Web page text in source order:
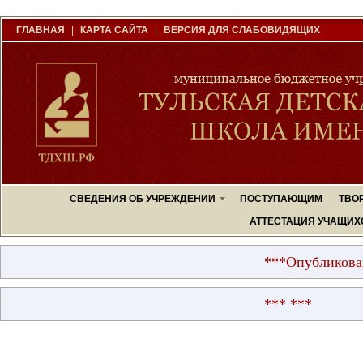
ГЛАВНАЯ КАРТА САЙТА ВЕРСИЯ ДЛЯ СЛАБОВИДЯЩИХ
СВЕДЕНИЯ ОБ УЧРЕЖДЕНИИ ПОСТУПАЮЩИМ
АТТЕСТАЦИЯ
*** ***